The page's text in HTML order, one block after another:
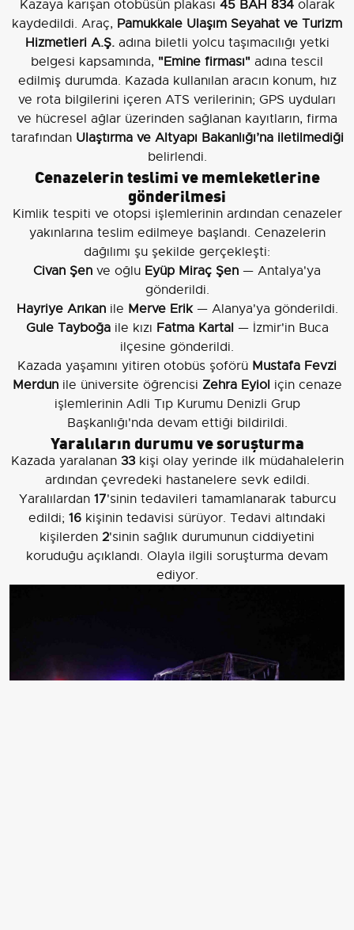
Kazaya karışan otobüsün plakası 45 BAH 834olarak
kaydedildi. Araç, Pamukkale Ulaşım Seyahat ve Turizm
Hizmetleri A.Ş.adına biletli yolcu taşımacılığı yetki
belgesi kapsamında, "Emine firması" adına tescil
edilmiş durumda. Kazada kullanılan aracın konum, hız
ve rota bilgilerini içeren ATS verilerinin; GPS uyduları
ve hücresel ağlar üzerinden sağlanan kayıtların, firma
tarafından Ulaştırma ve Altyapı Bakanlığı’na iletilmediği
belirlendi.
Cenazelerin teslimi ve memleketlerine
gönderilmesi
Kimlik tespiti ve otopsi işlemlerinin ardından cenazeler
yakınlarına teslim edilmeye başlandı. Cenazelerin
dağılımı şu şekilde gerçekleşti:
Civan Şen ve oğlu Eyüp Miraç Şen — Antalya'ya
gönderildi.
Hayriye Arıkanile Merve Erik— Alanya'ya gönderildi.
Gule Tayboğaile kızı Fatma Kartal — İzmir'in Buca
ilçesine gönderildi.
Kazada yaşamını yitiren otobüs şoförü Mustafa Fevzi
Merdunile üniversite öğrencisi Zehra Eyiol için cenaze
işlemlerinin Adli Tıp Kurumu Denizli Grup
Başkanlığı'nda devam ettiği bildirildi.
Yaralıların durumu ve soruşturma
Kazada yaralanan 33kişi olay yerinde ilk müdahalelerin
ardından çevredeki hastanelere sevk edildi.
Yaralılardan 17'sinin tedavileri tamamlanarak taburcu
edildi; 16 kişinin tedavisi sürüyor. Tedavi altındaki
kişilerden 2'sinin sağlık durumunun ciddiyetini
koruduğu açıklandı. Olayla ilgili soruşturma devam
ediyor.